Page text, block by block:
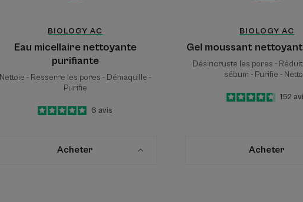
BIOLOGY AC
Eau micellaire nettoyante
purifiante
Nettoie - Resserre les pores - Démaquille -
Purifie
5
/
5
6 avis
Acheter
BIOLOGY AC
Gel moussant
Désincruste les pores -
sébum - Purifie -
4.7
/5
152
Acheter